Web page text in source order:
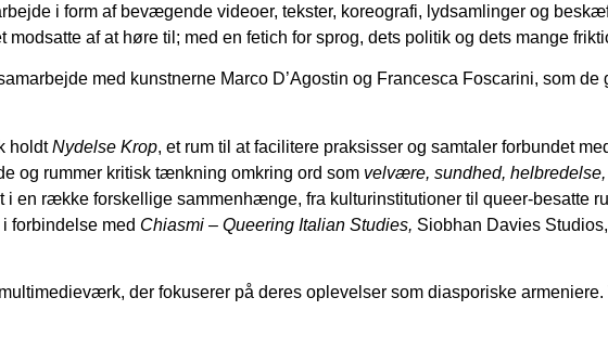
i form af bevægende videoer, tekster, koreografi, lydsamlinger og
modsatte af at høre til; med en fetich for sprog, dets politik og dets mange
med kunstnerne Marco D’Agostin og Francesca Foscarini, som
holdtNydelse Krop, et rum til at facilitere praksisser og samtaler forbundet
og rummer kritisk tænkning omkring ord som velvære, sundhed,
en række forskellige sammenhænge, fra kulturinstitutioner til queer-besatte
forbindelse med Chiasmi – Queering Italian Studies, Siobhan Davies
der fokuserer på deres oplevelser som diasporiske